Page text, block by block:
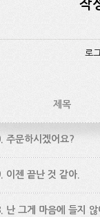
작
로
제목
주문하시겠어요?
이젠 끝난 것 같아.
난 그게 마음에 들지 않